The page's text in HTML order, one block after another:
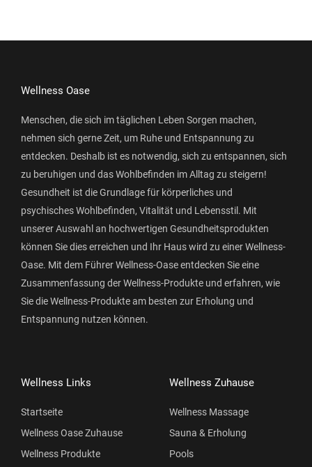
Wellness Oase
Menschen, die sich im täglichen Leben Sorgen machen,
nehmen sich gerne Zeit, um Ruhe und Entspannung zu
entdecken. Deshalb ist es notwendig, sich zu entspannen, sich
zu beruhigen und das Wohlbefinden im Alltag zu steigern!
Gesundheit ist die Grundlage für körperliches und
psychisches Wohlbefinden, Vitalität und Lebensstil. Mit
unserer Auswahl an hochwertigen Gesundheitsprodukten
können Sie dies erreichen und Ihr Haus wird zu einer Wellness-
Oase. Mit dem Führer Wellness-Oase entdecken Sie eine
Zusammenfassung der Wellness-Produkte und erfahren, wie
Sie die Wellness-Produkte am besten zur Erholung und
Entspannung nutzen können.
Wellness Links
Startseite
Wellness Oase Zuhause
Wellness Produkte
Wellness Zuhause
Wellness Massage
Sauna & Erholung
Pools